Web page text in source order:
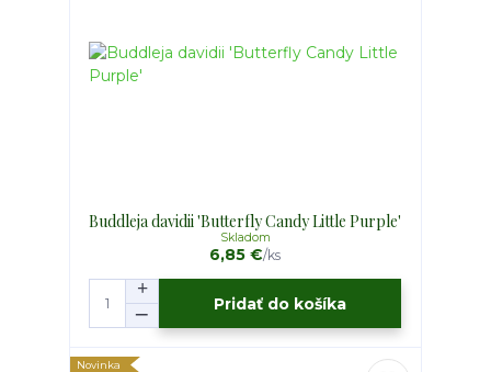
Buddleja davidii 'Butterfly Candy Little Purple'
6,85 €/ks
Skladom
Pridať do košíka
Novinka